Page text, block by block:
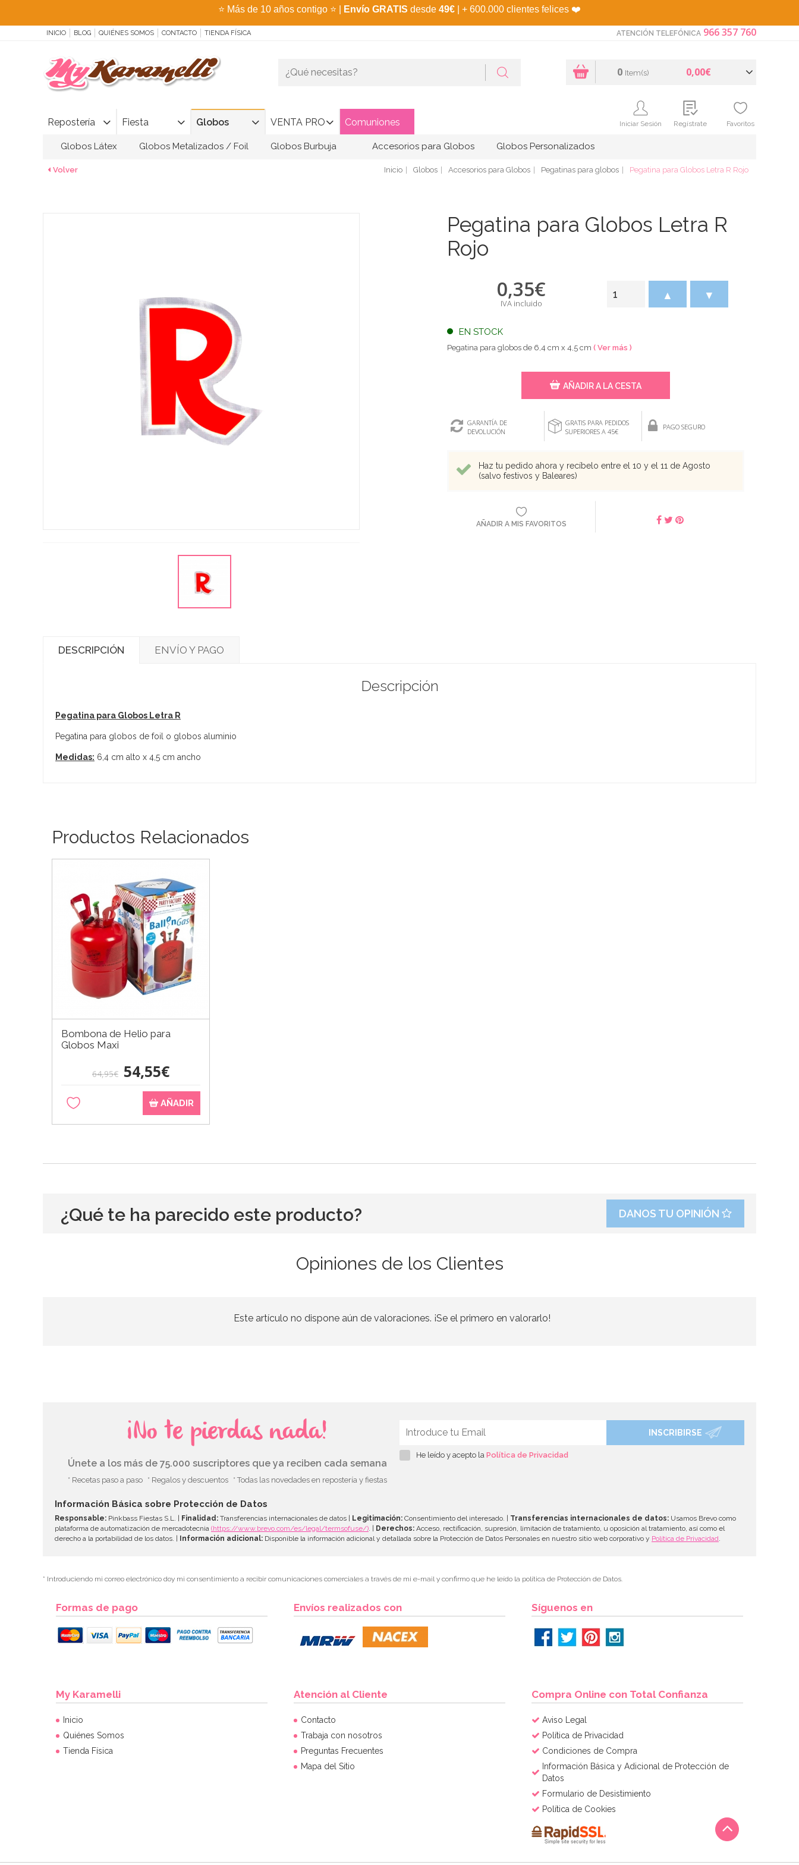
⭐ Más de 10 años contigo ⭐ Envío GRATIS desde 49€ | + 600.000 clientes felices ❤️
INICIO BLOG QUIÉNES SOMOS CONTACTO TIENDA FÍSICA ATENCIÓN TELEFÓNICA 966 357 760
Repostería Fiesta Globos VENTA PRO Comuniones
0 Item(s) 0,00€
Iniciar Sesión Regístrate Favoritos
Globos Látex Globos Metalizados / Foil Globos Burbuja Accesorios para Globos Globos Personalizados
Volver Inicio Globos Accesorios para Globos Pegatinas para globos Pegatina para Globos Letra R Rojo
Pegatina para Globos Letra R
Rojo
0,35€
IVA incluido
EN STOCK
▲ ▼
Pegatina para globos de 6,4 cm x 4,5 cm ( Ver más )
AÑADIR A LA CESTA
GARANTÍA DE
DEVOLUCIÓN
GRATIS PARA PEDIDOS
SUPERIORES A 45€
PAGO SEGURO
Haz tu pedido ahora y recíbelo entre el 10 y el 11 de Agosto
(salvo festivos y Baleares)
AÑADIR A MIS FAVORITOS
DESCRIPCIÓN ENVÍO Y PAGO
Descripción
Pegatina para Globos Letra R
Pegatina para globos de foil o globos aluminio
Medidas: 6,4 cm alto x 4,5 cm ancho
Productos Relacionados
Bombona de Helio para
Globos Maxi
64,95€ 54,55€
AÑADIR
¿Qué te ha parecido este producto? DANOS TU OPINIÓN
Opiniones de los Clientes
Este artículo no dispone aún de valoraciones. ¡Se el primero en valorarlo!
¡No te pierdas nada!
Únete a los más de 75.000 suscriptores que ya reciben cada semana
* Recetas paso a paso * Regalos y descuentos * Todas las novedades en repostería y fiestas
INSCRIBIRSE
He leído y acepto la Política de Privacidad
Información Básica sobre Protección de Datos
Responsable: Pinkbass Fiestas S.L. | Finalidad: Transferencias internacionales de datos | Legitimación: Consentimiento del interesado. | Transferencias internacionales de datos: Usamos Brevo como
plataforma de automatización de mercadotecnia (https://www.brevo.com/es/legal/termsofuse/) . | Derechos: Acceso, rectificación, supresión, limitación de tratamiento, u oposición al tratamiento, así como el
derecho a la portabilidad de los datos. | Información adicional: Disponible la información adicional y detallada sobre la Protección de Datos Personales en nuestro sitio web corporativo y Política de Privacidad
* Introduciendo mi correo electrónico doy mi consentimiento a recibir comunicaciones comerciales a través de mi e-mail y confirmo que he leído la política de Protección de Datos.
Formas de pago Envíos realizados con Síguenos en
My Karamelli
Inicio
Quiénes Somos
Tienda Física
Atención al Cliente
Contacto
Trabaja con nosotros
Preguntas Frecuentes
Mapa del Sitio
Compra Online con Total Confianza
Aviso Legal
Política de Privacidad
Condiciones de Compra
Información Básica y Adicional de Protección de
Datos
Formulario de Desistimiento
Política de Cookies